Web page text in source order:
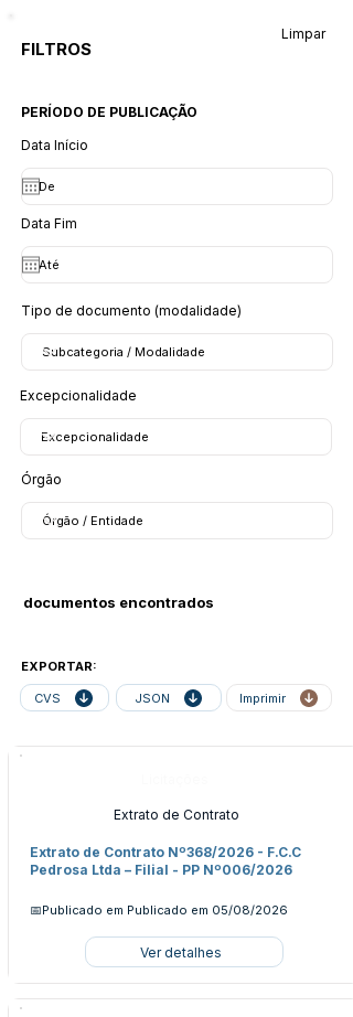
FILTROS
Limpar
PERÍODO DE PUBLICAÇÃO
Data Início
Data Fim
Tipo de documento (modalidade)
Excepcionalidade
Órgão
documentos encontrados
EXPORTAR:
CVS JSON Imprimir
Extrato de Contrato
Extrato de Contrato Nº368/2026 - F.C.C
Pedrosa Ltda – Filial - PP Nº006/2026
📅Publicado em Publicado em 05/08/2026
Ver detalhes